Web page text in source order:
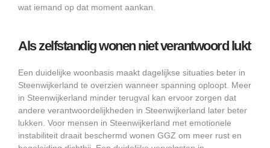
wat iemand op dat moment aankan.
Als zelfstandig wonen niet verantwoord lukt
Een duidelijke woonbasis maakt dagelijkse situaties beter in
Steenwijkerland te overzien wanneer spanning oploopt. Meer
in Steenwijkerland minder terugval kan ervoor zorgen dat
andere verantwoordelijkheden in Steenwijkerland later beter
lukken. Voor mensen in Steenwijkerland met emotionele
instabiliteit draait beschermd wonen GGZ om meer rust en